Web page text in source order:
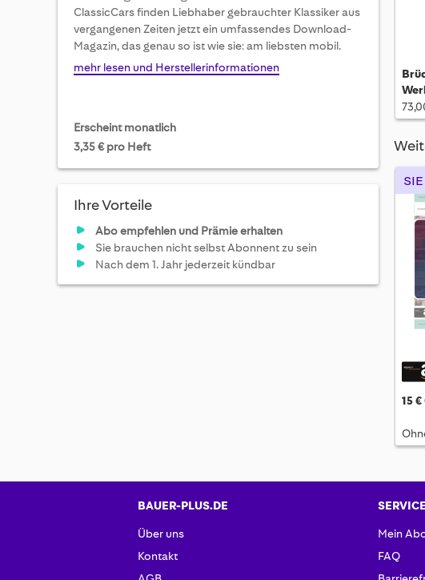
ClassicCars finden Liebhaber gebrauchter Klassiker aus
vergangenen Zeiten jetzt ein umfassendes Download-
Magazin, das genau so ist wie sie: am liebsten mobil.
mehr lesen und Herstellerinformationen
Erscheint monatlich
3,35 € pro Heft
15
Ihre Vorteile
Abo empfehlen und Prämie erhalten
Sie brauchen nicht selbst Abonnent zu sein
Nach dem 1. Jahr jederzeit kündbar
BAUER-PLUS.DE
Über uns
Kontakt
SERVICE
Mein
FAQ